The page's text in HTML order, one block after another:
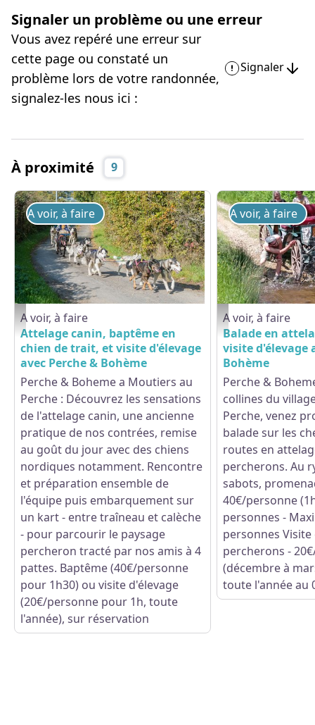
Signaler un problème ou une erreur
Vous avez repéré une erreur sur
cette page ou constaté un
problème lors de votre randonnée,
signalez-les nous ici :
Signaler
À proximité 9
Attelage canin - Moutiers au Perche - ©Pierre Morel
A voir, à faire
A voir, à faire
Attelage canin, baptême en
chien de trait, et visite d'élevage
avec Perche & Bohème
Perche & Boheme a Moutiers au
Perche : Découvrez les sensations
de l'attelage canin, une ancienne
pratique de nos contrées, remise
au goût du jour avec des chiens
nordiques notamment. Rencontre
et préparation ensemble de
l'équipe puis embarquement sur
un kart - entre traîneau et calèche
- pour parcourir le paysage
percheron tracté par nos amis à 4
pattes. Baptême (40€/personne
pour 1h30) ou visite d'élevage
(20€/personne pour 1h, toute
l'année), sur réservation
Promenade en
A voir, à faire
A voir, à faire
Balade en
visite d'élevage
Bohème
Perche &
collines du
Perche, venez
balade sur les
routes en
percherons. Au
sabots,
40€/personne
personnes -
personnes Visite
percherons -
(décembre à
toute l'année au